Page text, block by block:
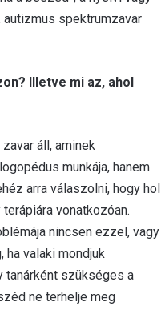
autizmus spektrumzavar
Illetve mi az, ahol
áll, aminek
munkája, hanem
arra válaszolni, hogy hol
vonatkozóan.
nincsen ezzel, vagy
ha valaki mondjuk
tanárként szükséges a
ne terhelje meg